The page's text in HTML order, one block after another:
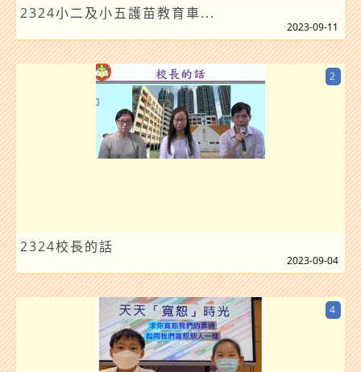
2324小二及小五護苗教育車...
2023-09-11
2324校長的話
2
2023-09-04
4